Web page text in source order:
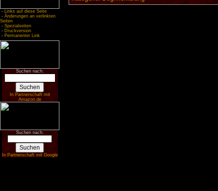
- Links auf diese Seite
- Änderungen an verlinkten
Seiten
- Spezialseiten
- Druckversion
- Permanenter Link
Suchen nach:
In Partnerschaft mit
Amazon.de
Suchen nach:
In Partnerschaft mit Google